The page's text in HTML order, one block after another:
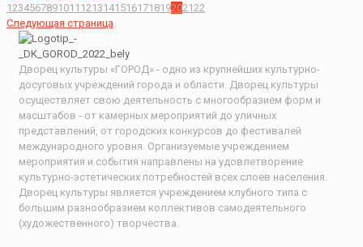
1234567891011 1213141516171819202122
Следующая страница
Дворец культуры «ГОРОД» - одно из крупнейших культурно-
досуговых учреждений города и области. Дворец культуры
осуществляет свою деятельность с многообразием форм и
масштабов - от камерных мероприятий до уличных
представлений, от городских конкурсов до фестивалей
международного уровня. Организуемые учреждением
мероприятия и события направлены на удовлетворение
культурно-эстетических потребностей всех слоев населения.
Дворец культуры является учреждением клубного типа с
большим разнообразием коллективов самодеятельного
(художественного) творчества.